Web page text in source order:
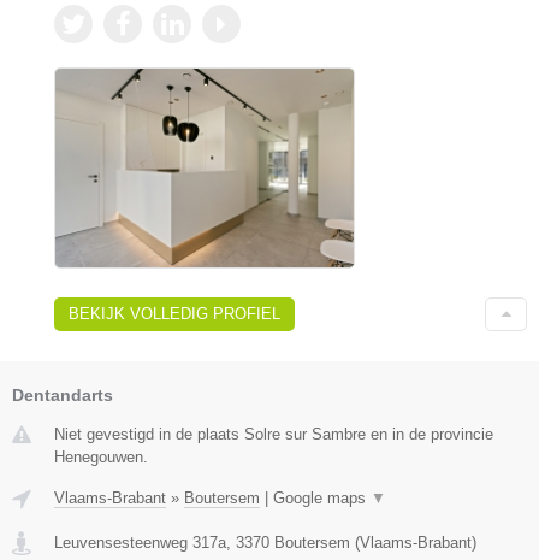
BEKIJK VOLLEDIG PROFIEL
Dentandarts
Niet gevestigd in de plaats Solre sur Sambre en in de provincie
Henegouwen.
Vlaams-Brabant » Boutersem | Google maps ▼
Leuvensesteenweg 317a 3370 Boutersem (Vlaams-Brabant)